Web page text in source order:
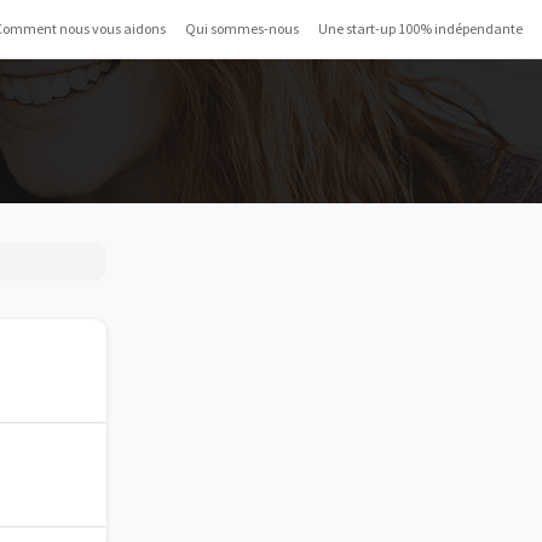
nous vous aidons Qui sommes-nous Une start-up 100% indépendante